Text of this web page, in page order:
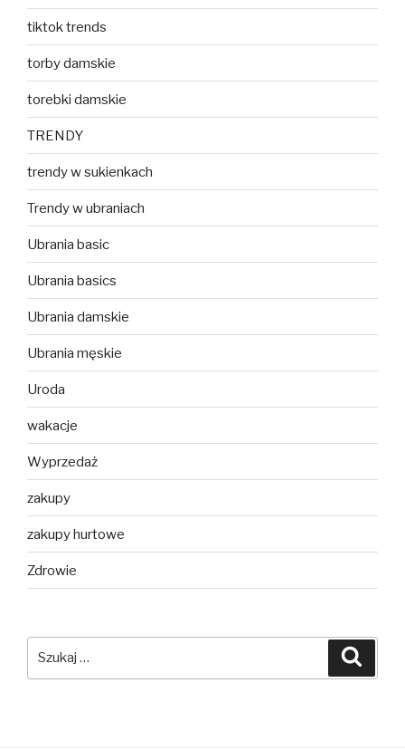
tiktok trends
torby damskie
torebki damskie
TRENDY
trendy w sukienkach
Trendy w ubraniach
Ubrania basic
Ubrania basics
Ubrania damskie
Ubrania męskie
Uroda
wakacje
Wyprzedaż
zakupy
zakupy hurtowe
Zdrowie